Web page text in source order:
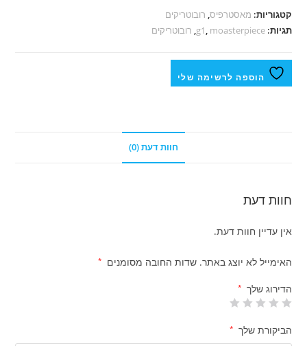
קטגוריות: מאסטרפיס, רובוטריקים
תגיות:
g1, moasterpiece
, רובוטריקים
הוספה לרשימה שלי
חוות דעת (0)
חוות דעת
אין עדיין חוות דעת.
האימייל לא יוצג באתר. שדות החובה מסומנים *
הדירוג שלך *
הביקורת שלך *